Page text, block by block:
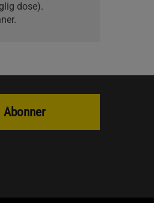
dose).
Abonner